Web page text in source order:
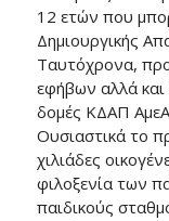
12 ετών που
Δημιουργικής
Ταυτόχρονα,
εφήβων αλλά και
δομές ΚΔΑΠ
Ουσιαστικά το
χιλιάδες
φιλοξενία των
παιδικούς